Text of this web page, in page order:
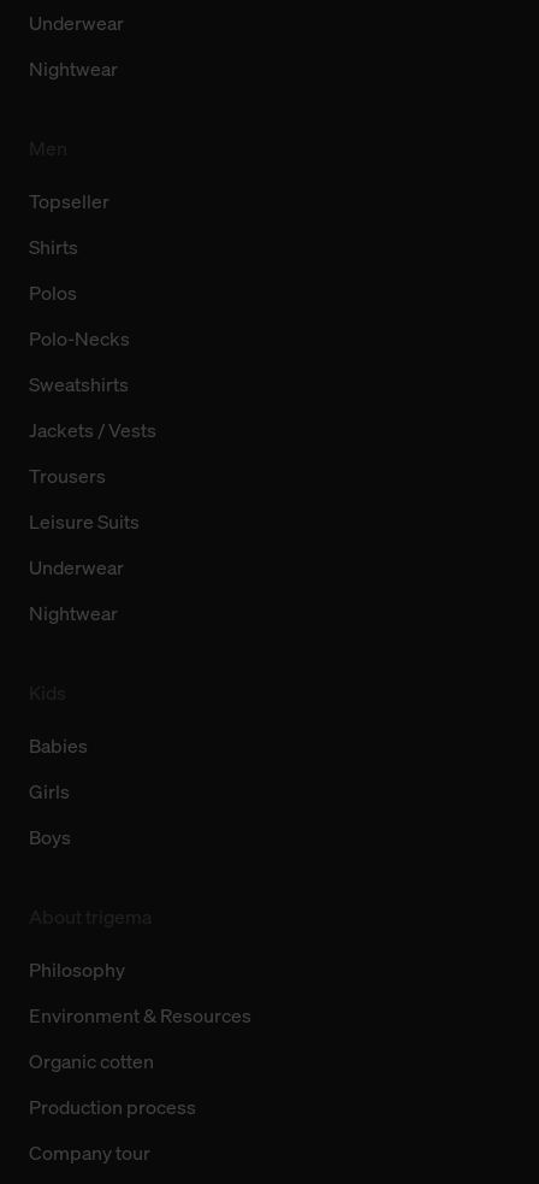
Underwear
Nightwear
Topseller
Shirts
Polos
Polo-Necks
Sweatshirts
Jackets / Vests
Trousers
Leisure Suits
Underwear
Nightwear
Babies
Girls
Boys
Philosophy
Environment & Resources
Organic cotten
Production process
Company tour